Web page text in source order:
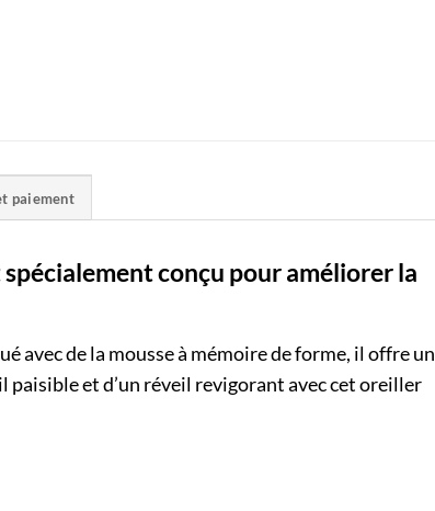
paiement
conçu pour améliorer la
avec de la mousse à mémoire de forme, il offre un
paisible et d’un réveil revigorant avec cet oreiller